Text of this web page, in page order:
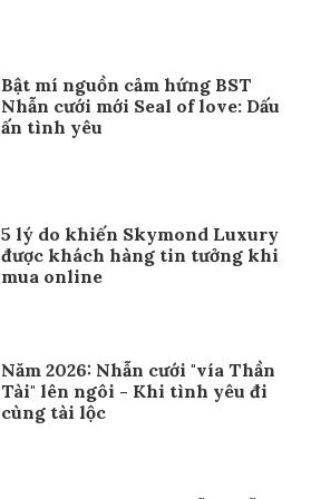
Bật mí nguồn cảm hứng BST
Nhẫn cưới mới Seal of love: Dấu
ấn tình yêu
5 lý do khiến Skymond Luxury
được khách hàng tin tưởng khi
mua online
Năm 2026: Nhẫn cưới "vía Thần
Tài" lên ngôi - Khi tình yêu đi
cùng tài lộc